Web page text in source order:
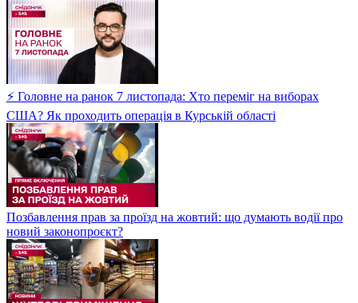
⚡ Головне на ранок 7 листопада: Хто переміг на виборах
США? Як проходить операція в Курській області
Позбавлення прав за проїзд на жовтий: що думають водії про
новий законопроєкт?